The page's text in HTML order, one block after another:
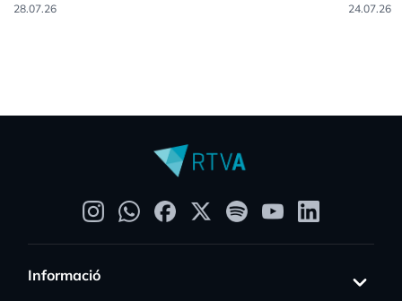
28.07.26 24.07.26
Informació